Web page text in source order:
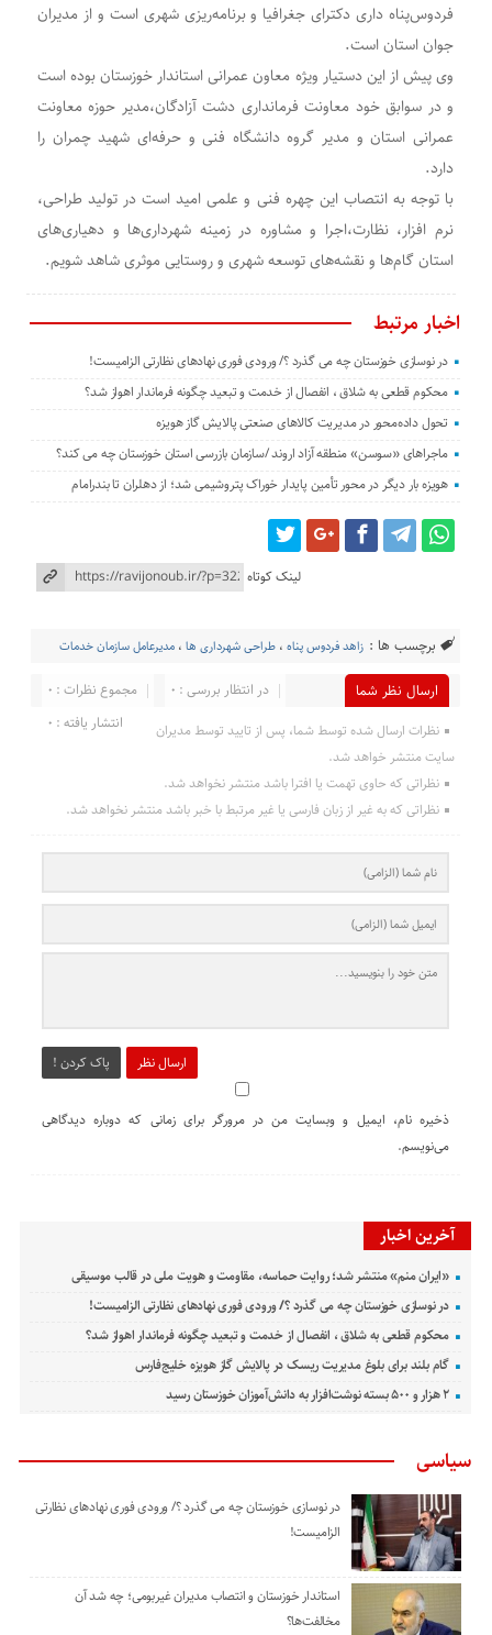
فردوس‌پناه داری دکترای جغرافیا و برنامه‌ریزی شهری است و از مدیران
جوان استان است.
وی پیش از این دستیار ویژه معاون عمرانی استاندار خوزستان بوده است
و در سوابق خود معاونت فرمانداری دشت آزادگان،مدیر حوزه معاونت
عمرانی استان و مدیر گروه دانشگاه فنی و حرفه‌ای شهید چمران را
دارد.
با توجه به انتصاب این چهره فنی و علمی امید است در تولید طراحی،
نرم افزار، نظارت،اجرا و مشاوره در زمینه شهرداری‌ها و دهیاری‌‌های
استان گام‌ها و نقشه‌های توسعه شهری و روستایی موثری شاهد شویم.
اخبار مرتبط
در نوسازی خوزستان چه می گذرد ؟/ ورودی فوری نهادهای نظارتی الزامیست!
محکوم قطعی به شلاق ، انفصال از خدمت و تبعید چگونه فرماندار اهواز شد؟
تحول داده‌محور در مدیریت کالاهای صنعتی پالایش گاز هویزه
ماجراهای «سوسن» منطقه آزاد اروند /سازمان بازرسی استان خوزستان چه می کند؟
هویزه بار دیگر در محور تأمین پایدار خوراک پتروشیمی شد؛ از دهلران تا بندرامام
لینک کوتاه
برچسب ها : زاهد فردوس پناه ،طراحی شهرداری ها ،مدیرعامل سازمان خدمات
ارسال نظر شما مجموع نظرات : 0
در انتظار بررسی : 0
انتشار یافته : 0
نظرات ارسال شده توسط شما، پس از تایید توسط مدیران
سایت منتشر خواهد شد.
نظراتی که حاوی تهمت یا افترا باشد منتشر نخواهد شد.
نظراتی که به غیر از زبان فارسی یا غیر مرتبط با خبر باشد منتشر نخواهد شد.
ارسال نظر پاک کردن !
ذخیره نام، ایمیل و وبسایت من در مرورگر برای زمانی که دوباره دیدگاهی
می‌نویسم.
آخرین اخبار
«ایران منم» منتشر شد؛ روایت حماسه، مقاومت و هویت ملی در قالب موسیقی
در نوسازی خوزستان چه می گذرد ؟/ ورودی فوری نهادهای نظارتی الزامیست!
محکوم قطعی به شلاق ، انفصال از خدمت و تبعید چگونه فرماندار اهواز شد؟
گام بلند برای بلوغ مدیریت ریسک در پالایش گاز هویزه خلیج‌فارس
۲ هزار و ۵۰۰ بسته نوشت‌افزار به دانش‌آموزان خوزستان رسید
سیاسی
در نوسازی خوزستان چه می گذرد ؟/ ورودی فوری نهادهای نظارتی
الزامیست!
استاندار خوزستان و انتصاب مدیران غیربومی؛ چه شد آن
مخالفت‌ها؟